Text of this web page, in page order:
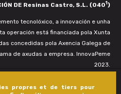
propres et de tiers pour
DE Resinas Castro, S.L. (0401)
tecnolóxico, a innovación e unha
operación está financiada pola Xunta
concedidas pola Axencia Galega de
de axudas a empresa. InnovaPeme
2023.